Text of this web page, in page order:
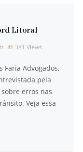
Litoral
381 Views
Faria Advogados,
pela
erros nas
Veja essa